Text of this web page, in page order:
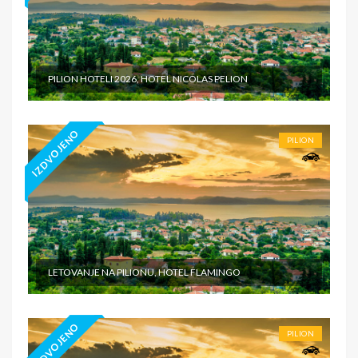
PILION HOTELI 2026, HOTEL NICOLAS PELION
IZDVOJENO PILION
LETOVANJE NA PILIONU, HOTEL FLAMINGO
IZDVOJENO PILION